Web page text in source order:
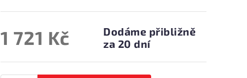
1 721 Kč
Dodáme přibližně
za 20 dní